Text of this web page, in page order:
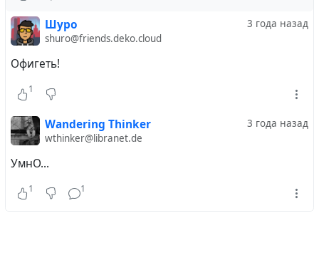
3 года назад
Шуро
shuro@friends.deko.cloud
Офигеть!
1
3 года назад
Wandering Thinker
wthinker@libranet.de
УмнО...
1 1